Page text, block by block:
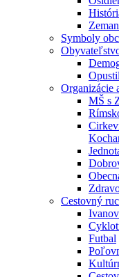
Symboly
Organizácie
MŠ s
Cestovný
Futbal